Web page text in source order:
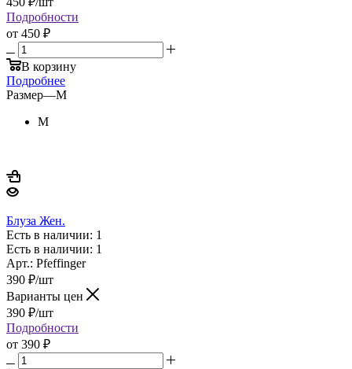
Подробности
от 450 ₽
В корзину
Подробнее
Размер—M
M
Блуза Жен.
Есть в наличии: 1
Есть в наличии: 1
Арт.: Pfeffinger
390 ₽/шт
Варианты цен
390 ₽/шт
Подробности
от 390 ₽